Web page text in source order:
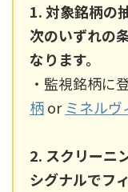
1. 対象銘柄の
次のいずれの
なります。
・監視銘柄に
柄or ミネル
2. スクリーニ
シグナルでフ